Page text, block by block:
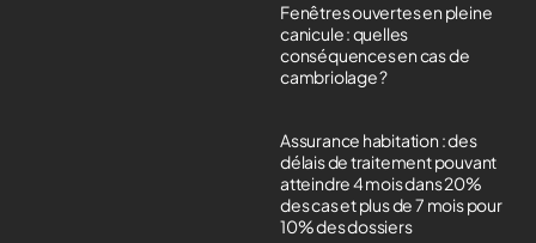
Fenêtres ouvertes en pleine
canicule : quelles
conséquences en cas de
cambriolage ?
Assurance habitation : des
délais de traitement pouvant
atteindre 4 mois dans 20%
des cas et plus de 7 mois pour
10% des dossiers